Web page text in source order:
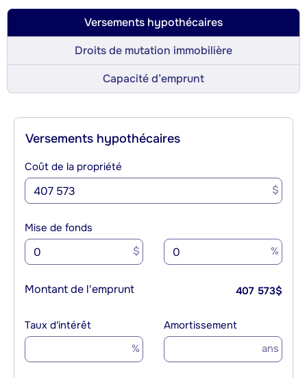
Versements hypothécaires
Droits de mutation immobilière
Capacité d’emprunt
Versements hypothécaires
Coût de la propriété
$
Mise de fonds
$ %
Montant de l'emprunt 407 573$
Taux d'intérêt
%
Amortissement
ans